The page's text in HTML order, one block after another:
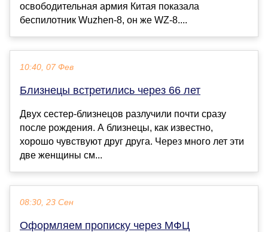
освободительная армия Китая показала
беспилотник Wuzhen-8, он же WZ-8....
10:40, 07 Фев
Близнецы встретились через 66 лет
Двух сестер-близнецов разлучили почти сразу
после рождения. А близнецы, как известно,
хорошо чувствуют друг друга. Через много лет эти
две женщины см...
08:30, 23 Сен
Оформляем прописку через МФЦ